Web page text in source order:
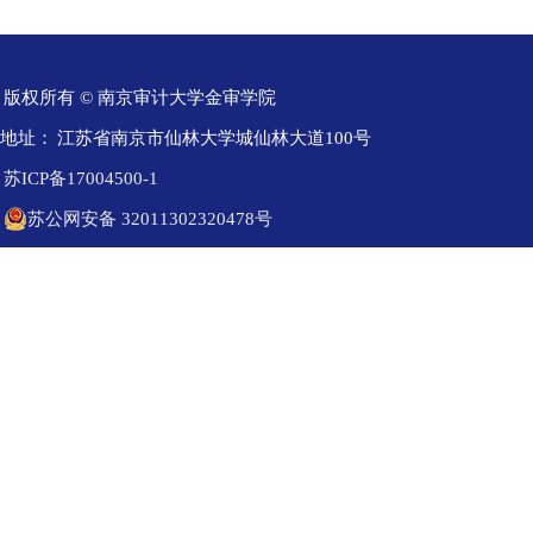
版权所有 © 南京审计大学金审学院
地址： 江苏省南京市仙林大学城仙林大道100号
苏ICP备17004500-1
苏公网安备 32011302320478号